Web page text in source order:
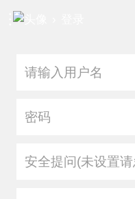
安全提问(未设置